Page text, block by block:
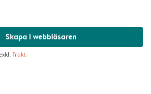
Skapa i webbläsaren
frakt